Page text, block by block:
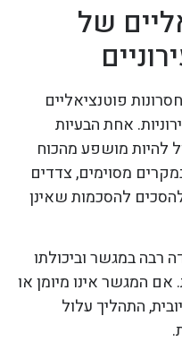
של
פוטנציאליים
אחת הבעיות
להיות מושפע מהכוח
מסוימים, צדדים
להסכמות שאינן
רבה במגשר וביכולתו
המגשר אינו מיומן או
התהליך עלול